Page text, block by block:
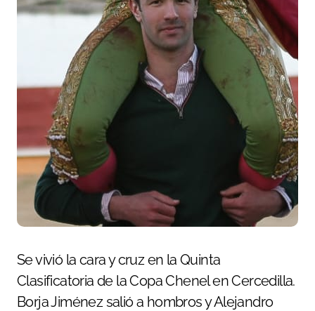
Se vivió la cara y cruz en la Quinta
Clasificatoria de la Copa Chenel en Cercedilla.
Borja Jiménez salió a hombros y Alejandro